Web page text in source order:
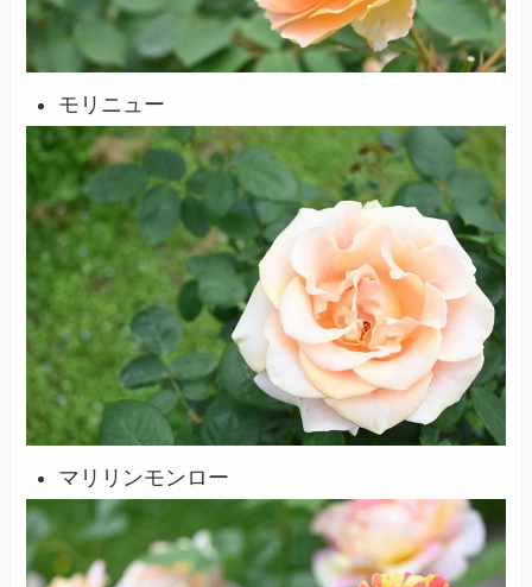
モリニュー
マリリンモンロー